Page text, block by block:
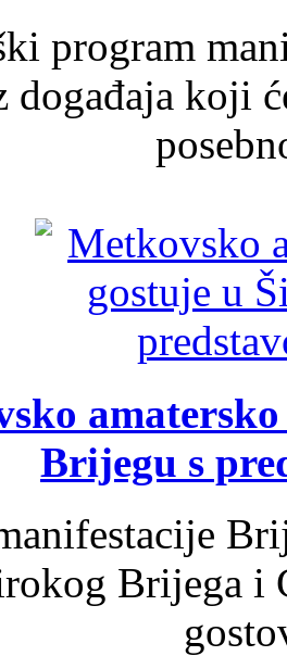
program
događaja koji
Brijegu s
Brijega